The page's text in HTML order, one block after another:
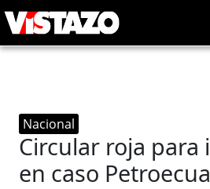
Nacional
Circular roja para
en caso